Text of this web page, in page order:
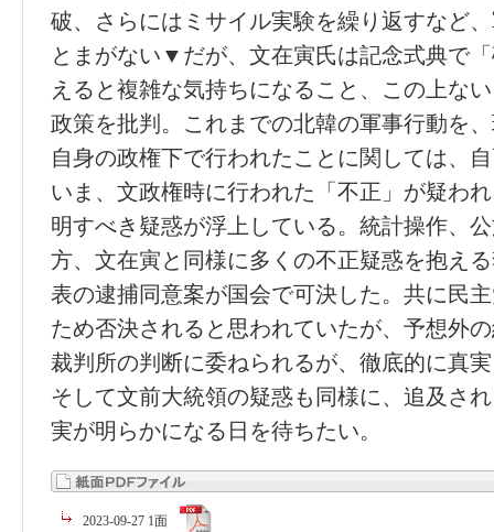
破、さらにはミサイル実験を繰り返すなど
とまがない▼だが、文在寅氏は記念式典で
えると複雑な気持ちになること、この上な
政策を批判。これまでの北韓の軍事行動を
自身の政権下で行われたことに関しては、
いま、文政権時に行われた「不正」が疑わ
明すべき疑惑が浮上している。統計操作、
方、文在寅と同様に多くの不正疑惑を抱え
表の逮捕同意案が国会で可決した。共に民
ため否決されると思われていたが、予想外
裁判所の判断に委ねられるが、徹底的に真
そして文前大統領の疑惑も同様に、追及さ
実が明らかになる日を待ちたい。
2023-09-27 1面